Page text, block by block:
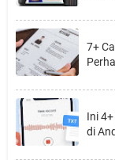
7+
Ini
di